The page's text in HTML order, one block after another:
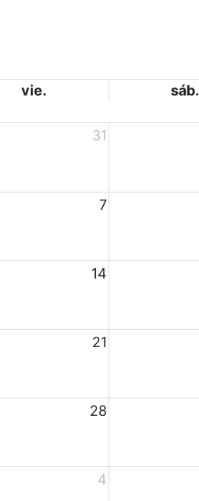
vie. sáb.
31
7
14
21
28
4